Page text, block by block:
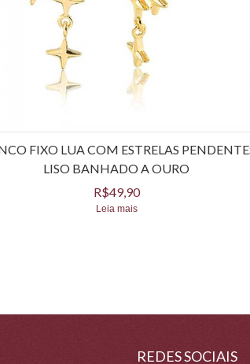
FIXO LUA COM ESTRELAS
LISO BANHADO A OURO
R$49,90
Leia mais
REDES SOCIAIS